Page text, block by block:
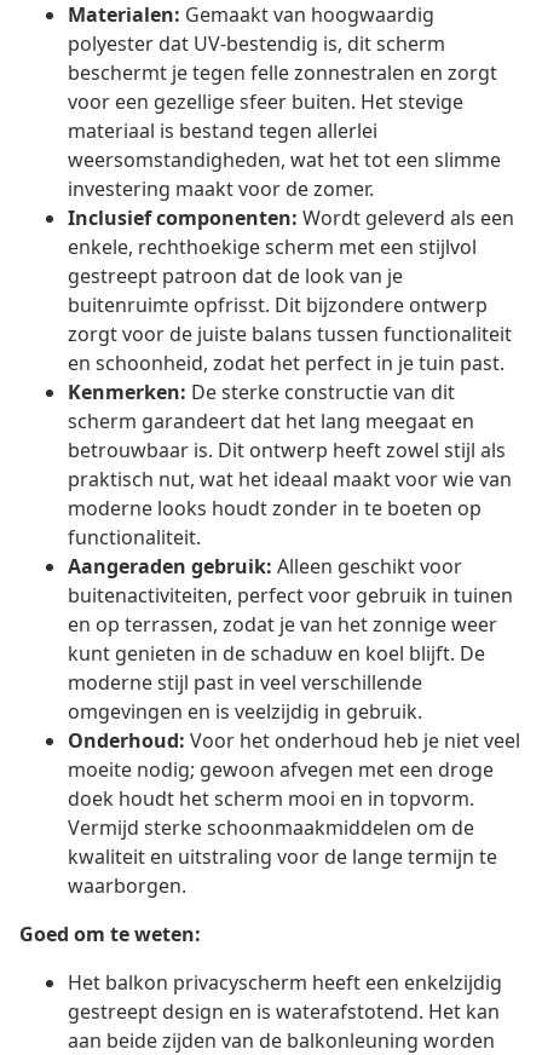
Materialen: Gemaakt van hoogwaardig
polyester dat UV-bestendig is, dit scherm
beschermt je tegen felle zonnestralen en zorgt
voor een gezellige sfeer buiten. Het stevige
materiaal is bestand tegen allerlei
weersomstandigheden, wat het tot een slimme
investering maakt voor de zomer.
Inclusief componenten: Wordt geleverd als een
enkele, rechthoekige scherm met een stijlvol
gestreept patroon dat de look van je
buitenruimte opfrisst. Dit bijzondere ontwerp
zorgt voor de juiste balans tussen functionaliteit
en schoonheid, zodat het perfect in je tuin past.
Kenmerken: De sterke constructie van dit
scherm garandeert dat het lang meegaat en
betrouwbaar is. Dit ontwerp heeft zowel stijl als
praktisch nut, wat het ideaal maakt voor wie van
moderne looks houdt zonder in te boeten op
functionaliteit.
Aangeraden gebruik: Alleen geschikt voor
buitenactiviteiten, perfect voor gebruik in tuinen
en op terrassen, zodat je van het zonnige weer
kunt genieten in de schaduw en koel blijft. De
moderne stijl past in veel verschillende
omgevingen en is veelzijdig in gebruik.
Onderhoud: Voor het onderhoud heb je niet veel
moeite nodig; gewoon afvegen met een droge
doek houdt het scherm mooi en in topvorm.
Vermijd sterke schoonmaakmiddelen om de
kwaliteit en uitstraling voor de lange termijn te
waarborgen.
Goed om te weten:
Het balkon privacyscherm heeft een enkelzijdig
gestreept design en is waterafstotend. Het kan
aan beide zijden van de balkonleuning worden